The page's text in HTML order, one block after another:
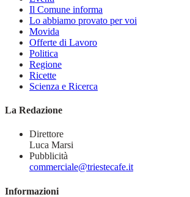
Il Comune informa
Lo abbiamo provato per voi
Movida
Offerte di Lavoro
Politica
Regione
Ricette
Scienza e Ricerca
La Redazione
Direttore
Luca Marsi
Pubblicità
commerciale@triestecafe.it
Informazioni